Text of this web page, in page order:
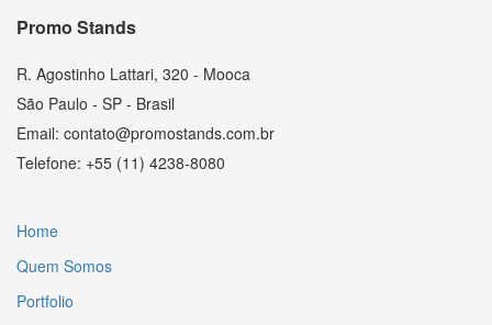
Promo Stands
R. Agostinho Lattari, 320 - Mooca
São Paulo - SP - Brasil
Email: contato@promostands.com.br
Telefone: +55 (11) 4238-8080
Home
Quem Somos
Portfolio